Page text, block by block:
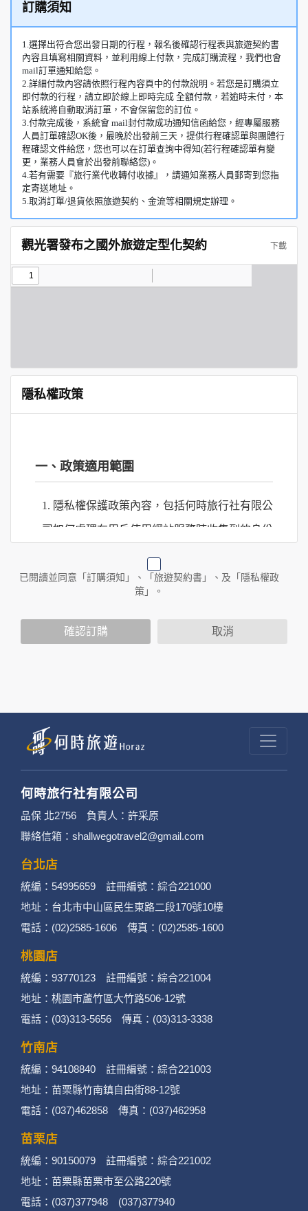
訂購須知
1.選擇出符合您出發日期的行程，報名後確認行程表與旅遊契約書
內容且填寫相關資料，並利用線上付款，完成訂購流程，我們也會
mail訂單通知給您。
2.詳細付款內容請依照行程內容頁中的付款說明。若您是訂購須立
即付款的行程，請立即於線上即時完成 全額付款，若逾時未付，本
站系統將自動取消訂單，不會保留您的訂位。
3.付款完成後，系統會 mail封付款成功通知信函給您，經專屬服務
人員訂單確認OK後，最晚於出發前三天，提供行程確認單與團體行
程確認文件給您，您也可以在訂單查詢中得知(若行程確認單有變
更，業務人員會於出發前聯絡您)。
4.若有需要『旅行業代收轉付收據』，請通知業務人員郵寄到您指
定寄送地址。
5.取消訂單/退貨依照旅遊契約、金流等相關規定辦理。
觀光署發布之國外旅遊定型化契約 下載
隱私權政策
一、政策適用範圍
1. 隱私權保護政策內容，包括何時旅行社有限公
司如何處理在用戶使用網站服務時收集到的身份
份識別資料。
以外的公司 or 網站群，與非何時旅行社有限公
提供的個人資訊，這些廣告廠商或連結網站有其
個別的隱私權保護政策，其資料處理措施不適用
3. 您個人在何時旅行社有限公司旗下網站上的聊
天室或討論區中任意公開個人資料的行為，在非
經加密的保護下，不適用於何時旅行社有限公司
隱私權保護政策。
二、個資蒐集處理利用
2. 蒐集目的：提供本公司相關服務、行銷、客戶
管理、會員管理及其他與第三人合作之行銷推廣
活動。
3. 個人資料類別：
辨識個人者(包含但不限於中英文姓名、地
號、社群．媒體帳號、網路平台申請之帳
號及其他任何可辨識資料本人者等)。
已閱讀並同意「訂購須知」、「旅遊契約書」、及「隱私權政
策」。
確認訂購 取消
何時旅行社有限公司
品保 北2756 負責人：許采原
聯絡信箱：shallwegotravel2@gmail.com
台北店
統編：54995659 註冊編號：綜合221000
地址：台北市中山區民生東路二段170號10樓
電話：(02)2585-1606 傳真：(02)2585-1600
桃園店
統編：93770123 註冊編號：綜合221004
地址：桃園市蘆竹區大竹路506-12號
電話：(03)313-5656 傳真：(03)313-3338
竹南店
統編：94108840 註冊編號：綜合221003
地址：苗栗縣竹南鎮自由街88-12號
電話：(037)462858 傳真：(037)462958
苗栗店
統編：90150079 註冊編號：綜合221002
地址：苗栗縣苗栗市至公路220號
電話：(037)377948 (037)377940